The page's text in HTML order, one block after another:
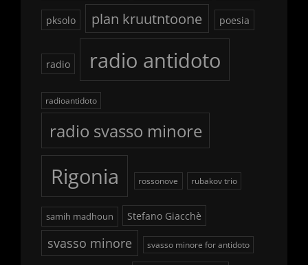
pksolo plan kruutntoone poesia
radio radio antidoto
radioantidoto
radio svasso minore
Rigonia rossonove rubakov trio
samih madhoun Stefano Giacchè
svasso minore svasso minore for antidoto